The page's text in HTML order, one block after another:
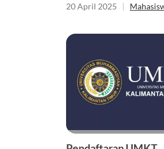
20 April 2025 |